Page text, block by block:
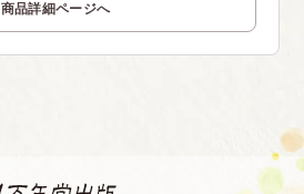
商品詳細ページへ